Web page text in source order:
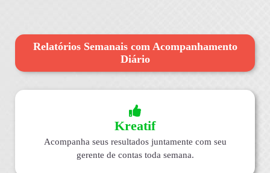
Relatórios Semanais com Acompanhamento
Diário
Kreatif
Acompanha seus resultados juntamente com seu
gerente de contas toda semana.